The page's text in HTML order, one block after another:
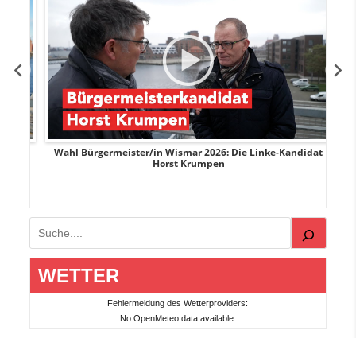
Wahl Bürgermeister/in Wismar 2026: Die Linke-Kandidat
Horst Krumpen
Suchen
WETTER
Fehlermeldung des Wetterproviders:
No OpenMeteo data available.